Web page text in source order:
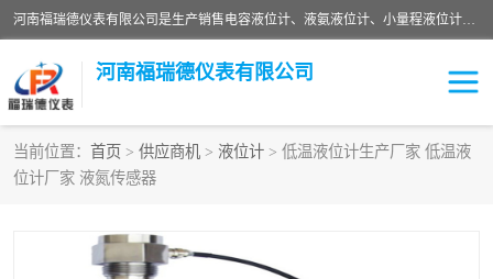
河南福瑞德仪表有限公司是生产销售电容液位计、液氨液位计、小量程液位计定制、智能锅炉水位计、液氮液位计等；并在产品开发、研制的过程中，吸取国内外仪器仪表的技术精华，建立了一支高、精、尖的科研开发队伍，使产品性能不断升级。
河南福瑞德仪表有限公司
当前位置： 首页 > 供应商机 > 液位计 > 低温液位计生产厂家 低温液
位计厂家 液氮传感器
液位计
压力传感器